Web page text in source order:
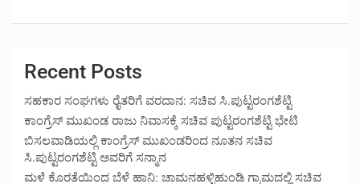
Recent Posts
ಸಹಕಾರ ಸಂಘಗಳು ರೈತರಿಗೆ ವರದಾನ: ಸಚಿವ ಸಿ.ಪುಟ್ಟರಂಗಶೆಟ್ಟಿ
ಕಾಂಗ್ರೆಸ್ ಮುಖಂಡ ರಾಜು ನಿವಾಸಕ್ಕೆ ಸಚಿವ ಪುಟ್ಟರಂಗಶೆಟ್ಟಿ ಭೇಟಿ
ಬಿಸಲವಾಡಿಯಲ್ಲಿ ಕಾಂಗ್ರೆಸ್ ಮುಖಂಡರಿಂದ ನೂತನ ಸಚಿವ
ಸಿ.ಪುಟ್ಟರಂಗಶೆಟ್ಟಿ ಅವರಿಗೆ ಸನ್ಮಾನ
ಮಳೆ ಕೊರತೆಯಿಂದ ಬೆಳೆ ಹಾನಿ: ಚಾಮನಹಳ್ಳಿಹುಂಡಿ ಗ್ರಾಮದಲ್ಲಿ ಸಚಿವ